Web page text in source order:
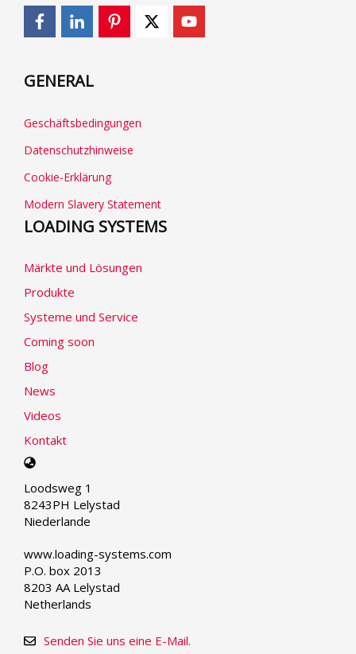
GENERAL
Geschäftsbedingungen
Datenschutzhinweise
Cookie-Erklärung
Modern Slavery Statement
LOADING SYSTEMS
Märkte und Lösungen
Produkte
Systeme und Service
Coming soon
Blog
News
Videos
Kontakt
Select
language
Loodsweg 1
8243PH Lelystad
Niederlande
www.loading-systems.com
P.O. box 2013
8203 AA Lelystad
Netherlands
Senden Sie uns eine E-Mail.